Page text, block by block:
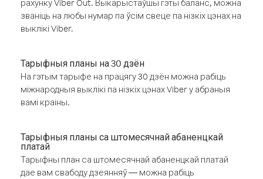
рахунку Viber Out. Выкарыстаўшы гэты баланс, можна
званіць на любы нумар па ўсім свеце па нізкіх цэнах на
выклікі Viber.
Тарыфныя планы на 30 дзён
На гэтым тарыфе на працягу 30 дзён можна рабіць
міжнародныя выклікі па нізкіх цэнах Viber у абраныя
вамі краіны.
Тарыфныя планы са штомесячнай абаненцкай
платай
Тарыфны план са штомесячнай абаненцкай платай
дае вам свабоду дзеянняў — можна рабіць